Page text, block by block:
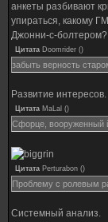
анкеты разбивают
упираться, какому
Джонни-с-болтером?
Цитата Doomrider ()
забыть верность
Развитие интересов.
Цитата MaLal ()
Сфорце, вооруженный
Цитата Perturabon ()
Проблему с ролевым
Системный анализ.